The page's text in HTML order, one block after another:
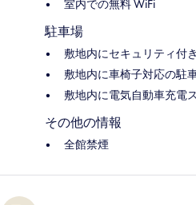
室内での無料 WiFi
駐車場
敷地内にセキュリティ付
敷地内に車椅子対応の駐
敷地内に電気自動車充電
その他の情報
全館禁煙